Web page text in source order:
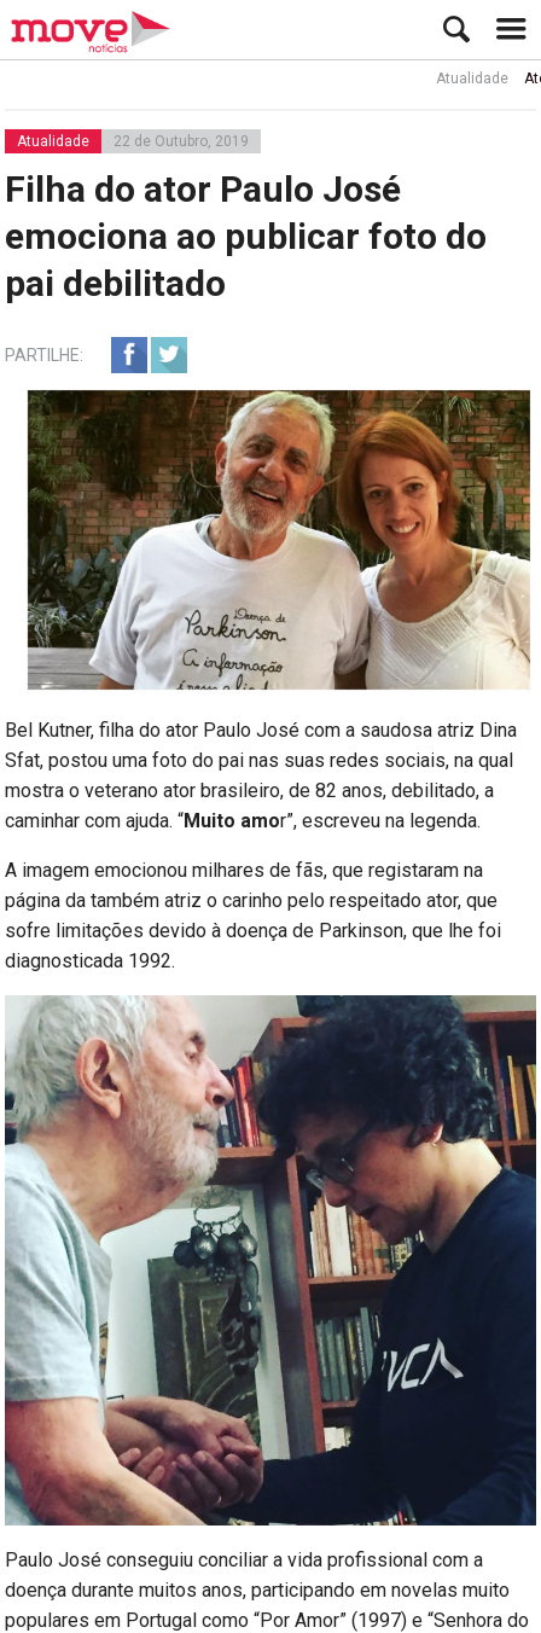
Atualidade Ator
Atualidade 22 de Outubro, 2019
Filha do ator Paulo José
emociona ao publicar foto do
pai debilitado
PARTILHE:
Bel Kutner, filha do ator Paulo José com a saudosa atriz Dina
Sfat, postou uma foto do pai nas suas redes sociais, na qual
mostra o veterano ator brasileiro, de 82 anos, debilitado, a
caminhar com ajuda. “Muito amor”, escreveu na legenda.
A imagem emocionou milhares de fãs, que registaram na
página da também atriz o carinho pelo respeitado ator, que
sofre limitações devido à doença de Parkinson, que lhe foi
diagnosticada 1992.
Paulo José conseguiu conciliar a vida profissional com a
doença durante muitos anos, participando em novelas muito
populares em Portugal como “Por Amor” (1997) e “Senhora do